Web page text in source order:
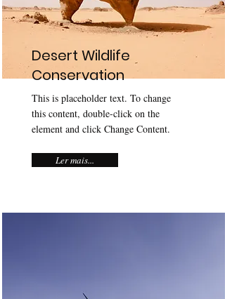
Desert Wildlife
Conservation
This is placeholder text. To change
this content, double-click on the
element and click Change Content.
Ler mais...